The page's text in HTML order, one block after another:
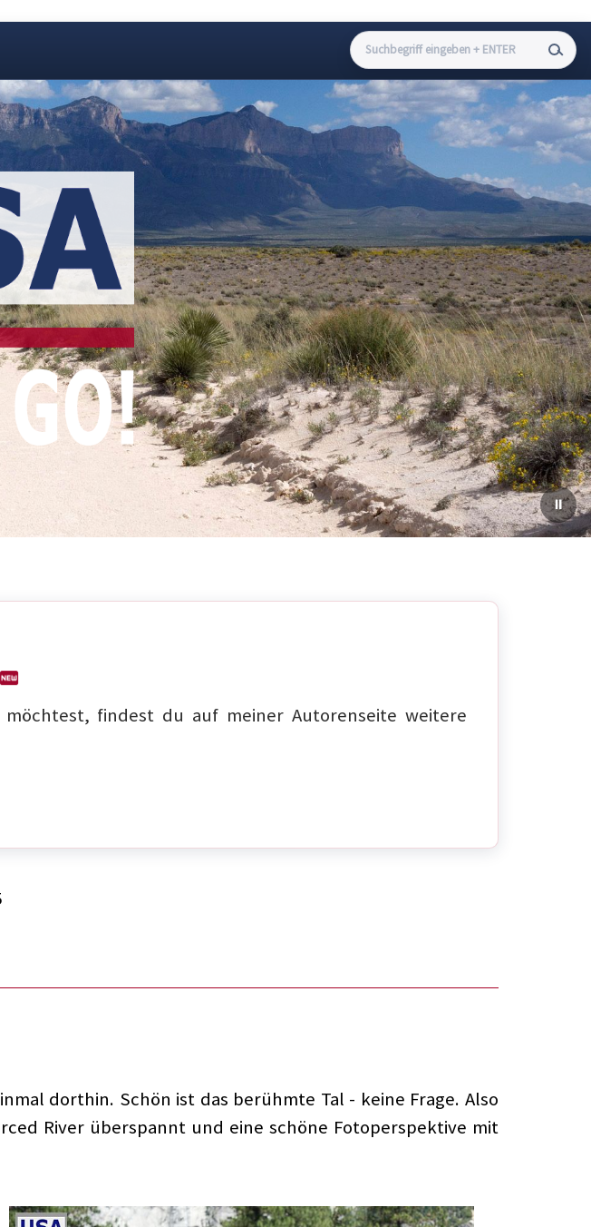
findest du auf meiner Autorenseite weitere
dorthin. Schön ist das berühmte Tal - keine Frage. Also
River überspannt und eine schöne Fotoperspektive mit